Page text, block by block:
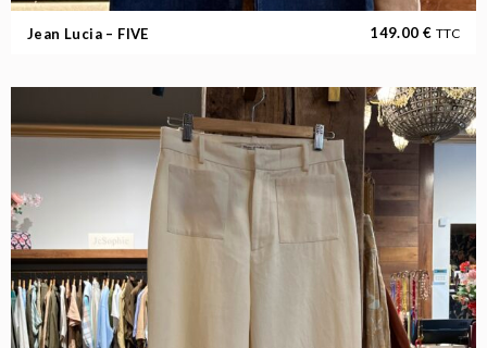
Jean Lucia – FIVE 149.00 € TTC